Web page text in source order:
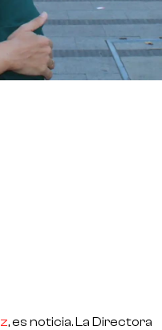
, es noticia. La Directora